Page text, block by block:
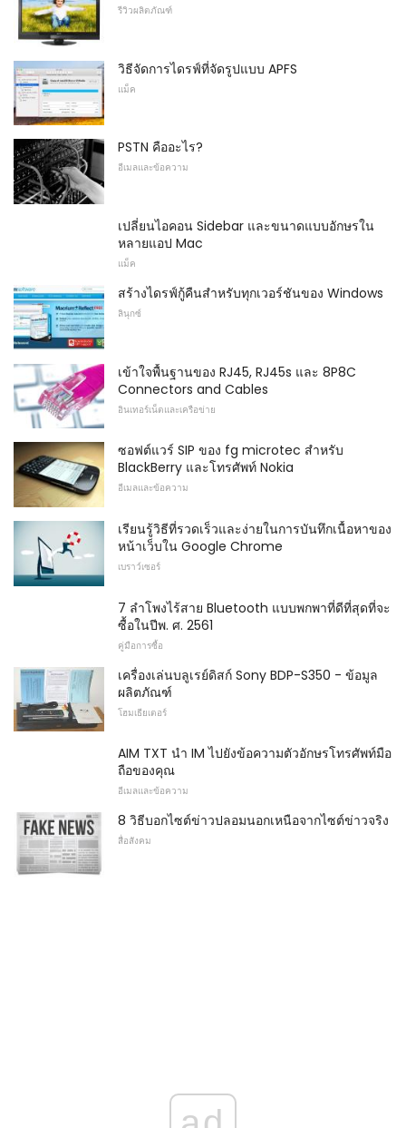
รีวิวผลิตภัณฑ์
วิธีจัดการไดรฟ์ที่จัดรูปแบบ APFS
แม็ค
PSTN คืออะไร?
อีเมลและข้อความ
เปลี่ยนไอคอน Sidebar และขนาดแบบอักษรใน
หลายแอป Mac
แม็ค
สร้างไดรฟ์กู้คืนสำหรับทุกเวอร์ชันของ Windows
ลินุกซ์
เข้าใจพื้นฐานของ RJ45, RJ45s และ 8P8C
Connectors and Cables
อินเทอร์เน็ตและเครือข่าย
ซอฟต์แวร์ SIP ของ fg microtec สำหรับ
BlackBerry และโทรศัพท์ Nokia
อีเมลและข้อความ
เรียนรู้วิธีที่รวดเร็วและง่ายในการบันทึกเนื้อหาของ
หน้าเว็บใน Google Chrome
เบราว์เซอร์
7 ลำโพงไร้สาย Bluetooth แบบพกพาที่ดีที่สุดที่จะ
ซื้อในปีพ. ศ. 2561
คู่มือการซื้อ
เครื่องเล่นบลูเรย์ดิสก์ Sony BDP-S350 - ข้อมูล
ผลิตภัณฑ์
โฮมเธียเตอร์
AIM TXT นำ IM ไปยังข้อความตัวอักษรโทรศัพท์มือ
ถือของคุณ
อีเมลและข้อความ
8 วิธีบอกไซต์ข่าวปลอมนอกเหนือจากไซต์ข่าวจริง
สื่อสังคม